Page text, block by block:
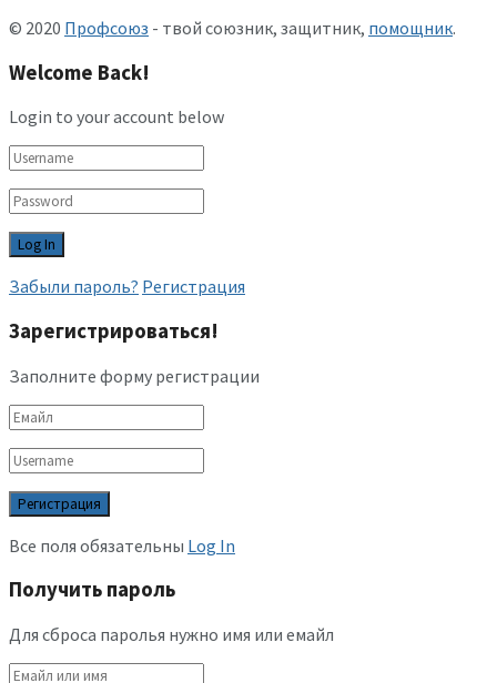
© 2020 Профсоюз - твой союзник, защитник, помощник.
Welcome Back!
Login to your account below
Забыли пароль? Регистрация
Зарегистрироваться!
Заполните форму регистрации
Все поля обязательны Log In
Получить пароль
Для сброса паролья нужно имя или емайл